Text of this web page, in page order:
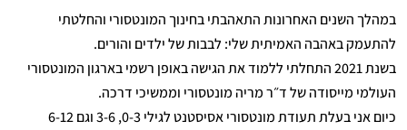
במהלך השנים האחרונות התאהבתי בחינוך המונטסורי והחלטתי
להתעמק באהבה האמיתית שלי: לבבות של ילדים והורים.
בשנת 2021 התחלתי ללמוד את הגישה באופן רשמי בארגון המונטסורי
העולמי מייסודה של ד״ר מריה מונטסורי וממשיכי דרכה.
כיום אני בעלת תעודת מונטסורי אסיסטנט לגילי 0-3, 3-6 וגם 6-12